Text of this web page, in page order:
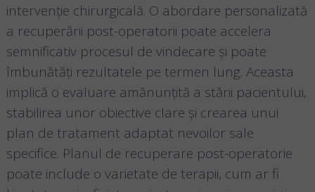
intervenție chirurgicală. O abordare personalizată
a recuperării post-operatorii poate accelera
semnificativ procesul de vindecare și poate
îmbunătăți rezultatele pe termen lung. Aceasta
implică o evaluare amănunțită a stării pacientului,
stabilirea unor obiective clare și crearea unui
plan de tratament adaptat nevoilor sale
specifice. Planul de recuperare post-operatorie
poate include o varietate de terapii, cum ar fi